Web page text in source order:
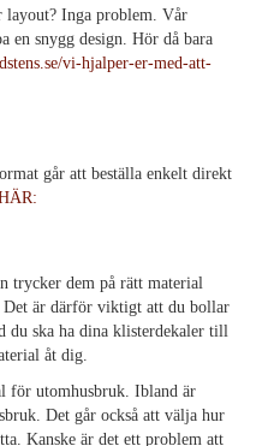
Inga problem. Vår
en snygg design. Hör då bara
vi-hjalper-er-med-att-
går att beställa enkelt direkt
trycker dem på rätt material
Det är därför viktigt att du bollar
du ska ha dina klisterdekaler till
åt dig.
för utomhusbruk. Ibland är
Det går också att välja hur
Kanske är det ett problem att